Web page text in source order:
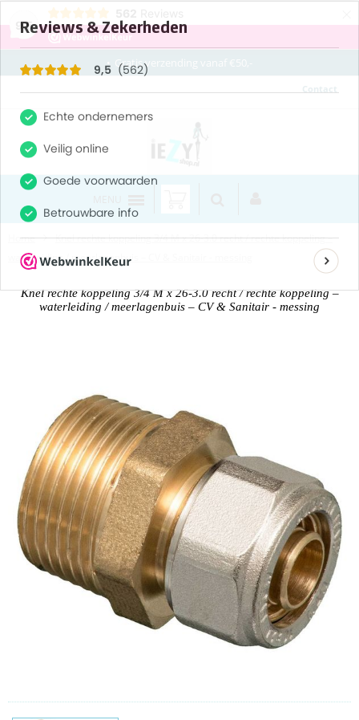
9,5
Gratis verzending vanaf €50,-
Contact
Home
Knel rechte koppeling 3/4 M x 26-3.0 recht / rechte koppeling –
waterleiding / meerlagenbuis – CV & Sanitair - messing
Knel rechte koppeling 3/4 M x 26-3.0 recht / rechte koppeling –
waterleiding / meerlagenbuis – CV & Sanitair - messing